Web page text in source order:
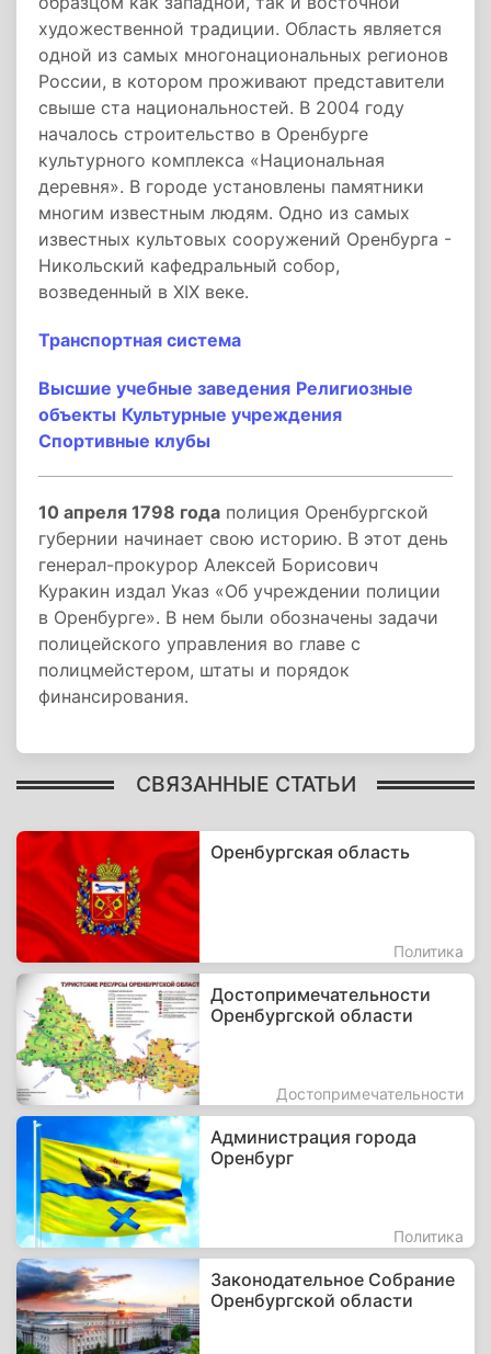
художественной традиции. Область является
одной из самых многонациональных регионов
России, в котором проживают представители
свыше ста национальностей. В 2004 году
началось строительство в Оренбурге
культурного комплекса «Национальная
деревня». В городе установлены памятники
многим известным людям. Одно из самых
известных культовых сооружений Оренбурга -
Никольский кафедральный собор,
возведенный в XIX веке.
Транспортная система
Высшие учебные заведения Религиозные
объекты Культурные учреждения
Спортивные клубы
10 апреля 1798 года полиция Оренбургской
губернии начинает свою историю. В этот день
генерал-прокурор Алексей Борисович
Куракин издал Указ «Об учреждении полиции
в Оренбурге». В нем были обозначены задачи
полицейского управления во главе с
полицмейстером, штаты и порядок
финансирования.
СВЯЗАННЫЕ СТАТЬИ
Оренбургская область
Политика
Достопримечательности
Оренбургской области
Достопримечательности
Администрация города
Оренбург
Политика
Законодательное Собрание
Оренбургской области